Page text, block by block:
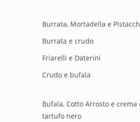
Burrata, Mortadella e
Burrata e crudo
Friarelli e Daterini
Crudo e bufala
Bufala, Cotto Arrosto e crema
tartufo nero